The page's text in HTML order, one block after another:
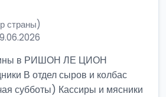
страны)
в РИШОН ЛЕ ЦИОН
В отдел сыров и колбас
субботы) Кассиры и мясники